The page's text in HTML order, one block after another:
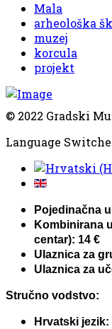
Mala
arheološka
muzej
korcula
projekt
© 2022 Gradski
Language
Pojedinačna
Kombinirana
centar): 14 €
Ulaznica za
Ulaznica za
Stručno vodstvo:
Hrvatski jezik: